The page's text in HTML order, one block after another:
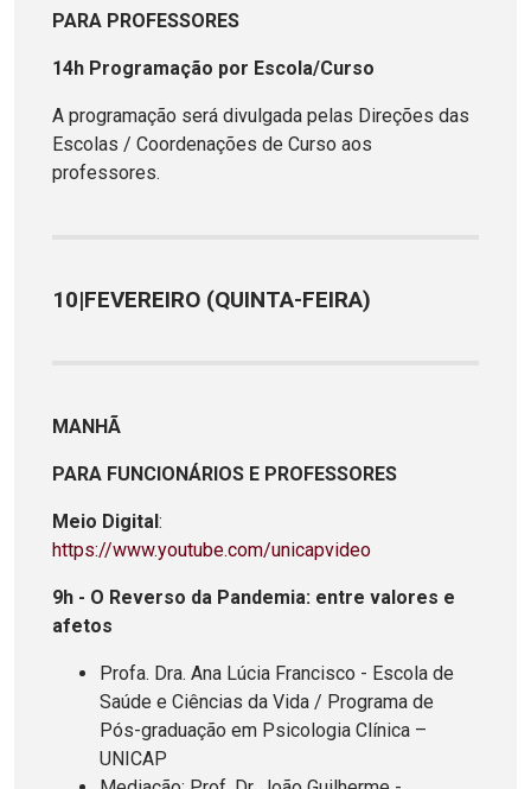
PARA PROFESSORES
14h Programação por Escola/Curso
A programação será divulgada pelas Direções das
Escolas / Coordenações de Curso aos
professores.
10|FEVEREIRO (QUINTA-FEIRA)
MANHÃ
PARA FUNCIONÁRIOS E PROFESSORES
Meio Digital:
https://www.youtube.com/unicapvideo
9h - O Reverso da Pandemia: entre valores e
afetos
Profa. Dra. Ana Lúcia Francisco - Escola de
Saúde e Ciências da Vida / Programa de
Pós-graduação em Psicologia Clínica –
UNICAP